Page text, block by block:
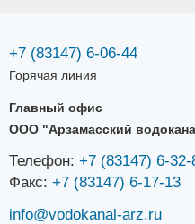
+7 (83147) 6-06-44
Горячая линия
Главный офис
ООО "Арзамасский
Телефон: +7 (83147) 6-32-
Факс: +7 (83147) 6-17-13
info@vodokanal-arz.ru